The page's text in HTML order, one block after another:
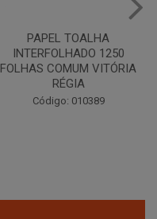
CAFÉ TORRADO E MOÍDO
CLÁSSICO ALMOFADA 250G
SANTA CLARA
Código: 042389